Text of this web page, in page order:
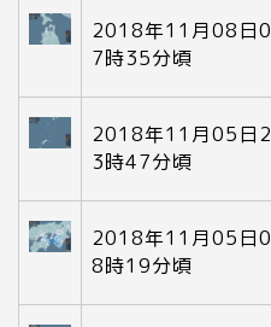
2018年11月08日0
7時35分頃
2018年11月05日2
3時47分頃
2018年11月05日0
8時19分頃